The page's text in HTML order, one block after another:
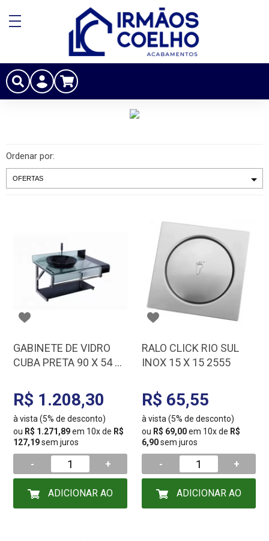
Ordenar por:
GABINETE DE VIDRO
CUBA PRETA 90 X 54 X
R$ 1.208,30
à vista (5% de desconto)
ou R$ 1.271,89em 10x de R$
127,19sem juros
- +
RALO CLICK RIO SUL
INOX 15 X 15 2555
R$ 65,55
à vista (5% de desconto)
ou R$ 69,00em 10x de R$
6,90sem juros
- +